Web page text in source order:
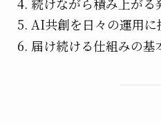
AI共創を日々の運用に
届け続ける仕組みの基